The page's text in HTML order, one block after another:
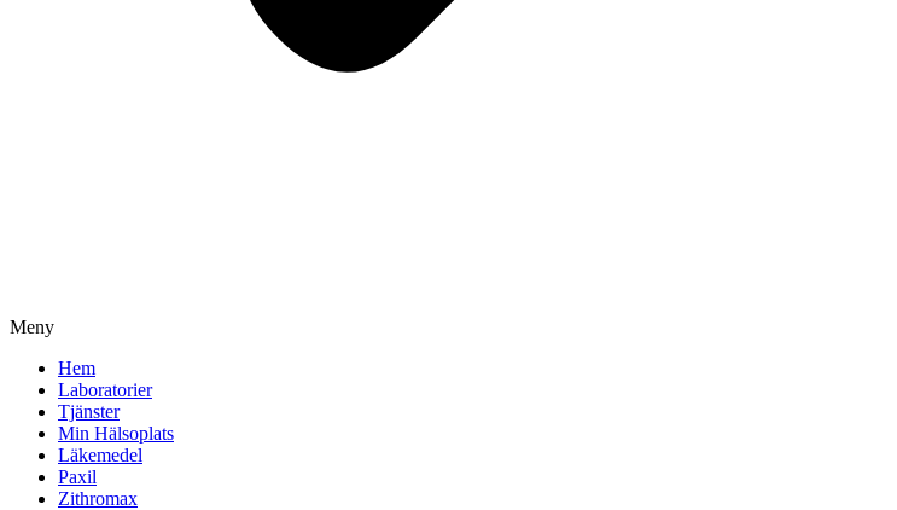
Meny
Hem
Laboratorier
Tjänster
Min Hälsoplats
Läkemedel
Paxil
Zithromax